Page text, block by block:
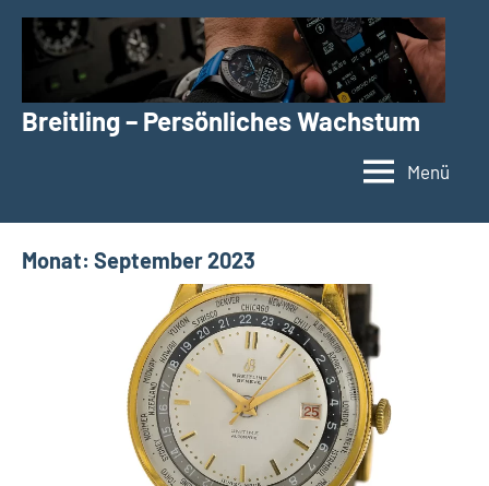
Zum
Inhalt
Breitling – Persönliches Wachstum
Menü
Monat: September 2023